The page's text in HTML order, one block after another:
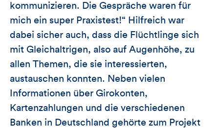
kommunizieren. Die Gespräche waren für
mich ein super Praxistest!“ Hilfreich war
dabei sicher auch, dass die Flüchtlinge sich
mit Gleichaltrigen, also auf Augenhöhe, zu
allen Themen, die sie interessierten,
austauschen konnten. Neben vielen
Informationen über Girokonten,
Kartenzahlungen und die verschiedenen
Banken in Deutschland gehörte zum Projekt